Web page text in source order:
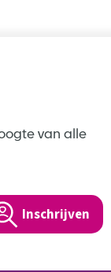
van alle
Inschrijven